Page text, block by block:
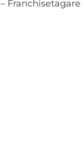
Franchisetagare